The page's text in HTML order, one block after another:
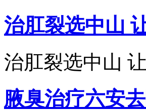
治肛裂选中山
治肛裂选中山
腋臭治疗六安